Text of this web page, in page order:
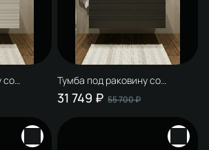
со
Тумба под раковину со
столешницей STWORKI
Рандерс 100 антрацит,
31 749 ₽ 55 700 ₽